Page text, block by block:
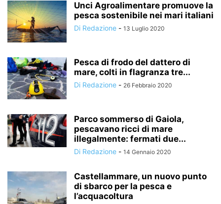
Unci Agroalimentare promuove la
pesca sostenibile nei mari italiani
Di Redazione - 13 Luglio 2020
Pesca di frodo del dattero di
mare, colti in flagranza tre...
Di Redazione - 26 Febbraio 2020
Parco sommerso di Gaiola,
pescavano ricci di mare
illegalmente: fermati due...
Di Redazione - 14 Gennaio 2020
Castellammare, un nuovo punto
di sbarco per la pesca e
l’acquacoltura